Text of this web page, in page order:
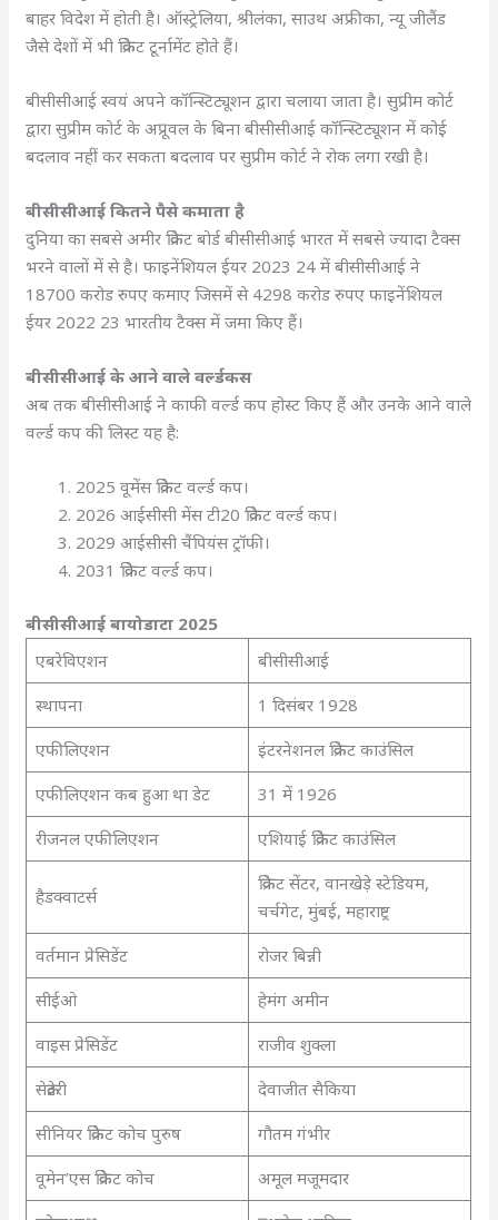
बाहर विदेश में होती है। ऑस्ट्रेलिया, श्रीलंका, साउथ अफ्रीका, न्यू जीलैंड
जैसे देशों में भी क्रिकेट टूर्नामेंट होते हैं।
बीसीसीआई स्वयं अपने कॉन्स्टिट्यूशन द्वारा चलाया जाता है। सुप्रीम कोर्ट
द्वारा सुप्रीम कोर्ट के अप्रूवल के बिना बीसीसीआई कॉन्स्टिट्यूशन में कोई
बदलाव नहीं कर सकता बदलाव पर सुप्रीम कोर्ट ने रोक लगा रखी है।
बीसीसीआई कितने पैसे कमाता है
दुनिया का सबसे अमीर क्रिकेट बोर्ड बीसीसीआई भारत में सबसे ज्यादा टैक्स
भरने वालों में से है। फाइनेंशियल ईयर 2023 24 में बीसीसीआई ने
18700 करोड रुपए कमाए जिसमें से 4298 करोड रुपए फाइनेंशियल
ईयर 2022 23 भारतीय टैक्स में जमा किए हैं।
बीसीसीआई के आने वाले वर्ल्डकस
अब तक बीसीसीआई ने काफी वर्ल्ड कप होस्ट किए हैं और उनके आने वाले
वर्ल्ड कप की लिस्ट यह है:
2025 वूमेंस क्रिकेट वर्ल्ड कप।
2026 आईसीसी मेंस टी20 क्रिकेट वर्ल्ड कप।
2029 आईसीसी चैंपियंस ट्रॉफी।
2031 क्रिकेट वर्ल्ड कप।
बीसीसीआई बायोडाटा 2025
एबरेविएशन
बीसीसीआई
स्थापना
1 दिसंबर 1928
एफीलिएशन
इंटरनेशनल क्रिकेट काउंसिल
एफीलिएशन कब हुआ था डेट
31 में 1926
रीजनल एफीलिएशन
एशियाई क्रिकेट काउंसिल
हैडक्वाटर्स
क्रिकेट सेंटर, वानखेड़े स्टेडियम,
चर्चगेट, मुंबई, महाराष्ट्र
वर्तमान प्रेसिडेंट
रोजर बिन्नी
सीईओ
हेमंग अमीन
वाइस प्रेसिडेंट
राजीव शुक्ला
सेक्रेटरी
देवाजीत सैकिया
सीनियर क्रिकेट कोच पुरुष
गौतम गंभीर
वूमेन’एस क्रिकेट कोच
अमूल मजूमदार